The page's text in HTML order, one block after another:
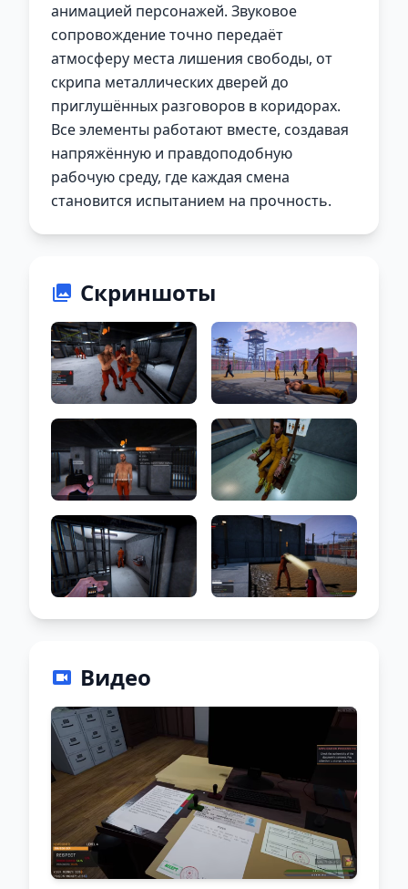
анимацией персонажей. Звуковое
сопровождение точно передаёт
атмосферу места лишения свободы, от
скрипа металлических дверей до
приглушённых разговоров в коридорах.
Все элементы работают вместе, создавая
напряжённую и правдоподобную
рабочую среду, где каждая смена
становится испытанием на прочность.
Скриншоты
Видео